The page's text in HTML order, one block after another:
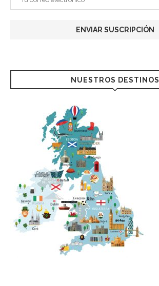
NUESTROS DESTINOS